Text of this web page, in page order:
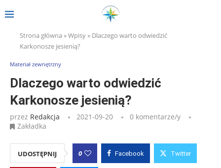
Strona główna »Wpisy» Dlaczego warto odwiedzić
Karkonosze jesienią?
Materiał zewnętrzny
Dlaczego warto odwiedzić
Karkonosze jesienią?
przez Redakcja 2021-09-20
0 komentarze/y
Zakładka
UDOSTĘPNIJ 0 Facebook Twitter